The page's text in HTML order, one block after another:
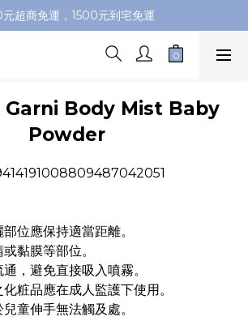
100元購物金，推薦好友，再送購物金
超商免運，1500元到宅免運
100元購物金，推薦好友，再送購物金
Body Mist Baby
Powder
位應保持適當距離。
黏膜等部位。
，避免直接吸入噴霧。
粧品應在成人監護下使用。
童伸手無法觸及處。